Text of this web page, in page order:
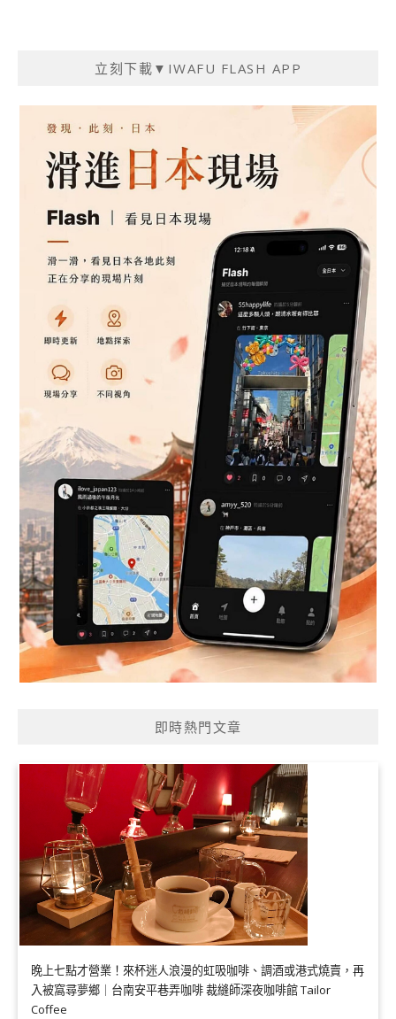
立刻下載▼IWAFU FLASH APP
即時熱門文章
晚上七點才營業！來杯迷人浪漫的虹吸咖啡、調酒或港式燒賣，再
入被窩尋夢鄉｜台南安平巷弄咖啡 裁縫師深夜咖啡館 Tailor
Coffee